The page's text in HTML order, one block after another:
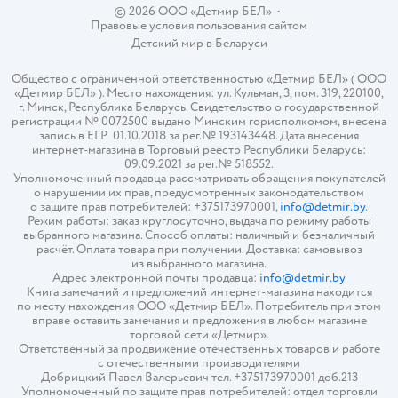
© 2026 ООО «Детмир БЕЛ»•
Правовые условия пользования сайтом
Детский мир в Беларуси
Общество с ограниченной ответственностью «Детмир БЕЛ» ( ООО
«Детмир БЕЛ» ). Место нахождения: ул. Кульман, 3, пом. 319, 220100,
г. Минск, Республика Беларусь. Свидетельство о государственной
регистрации № 0072500 выдано Минским горисполкомом, внесена
запись в ЕГР 01.10.2018 за рег.№ 193143448. Дата внесения
интернет-магазина в Торговый реестр Республики Беларусь:
09.09.2021 за рег.№ 518552.
Уполномоченный продавца рассматривать обращения покупателей
о нарушении их прав, предусмотренных законодательством
о защите прав потребителей: +375173970001,info@detmir.by.
Режим работы: заказ круглосуточно, выдача по режиму работы
выбранного магазина. Способ оплаты: наличный и безналичный
расчёт. Оплата товара при получении. Доставка: самовывоз
из выбранного магазина.
Адрес электронной почты продавца: info@detmir.by
Книга замечаний и предложений интернет-магазина находится
по месту нахождения ООО «Детмир БЕЛ». Потребитель при этом
вправе оставить замечания и предложения в любом магазине
торговой сети «Детмир».
Ответственный за продвижение отечественных товаров и работе
с отечественными производителями
Добрицкий Павел Валерьевич тел. +375173970001 доб.213
Уполномоченный по защите прав потребителей: отдел торговли